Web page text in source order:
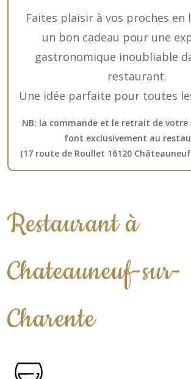
Faites plaisir à vos proches
un bon cadeau pour une
gastronomique inoubliable
restaurant.
Une idée parfaite pour toutes
NB: la commande et le retrait de votre
font exclusivement au
(17 route de Roullet 16120
Restaurant à
Chateauneuf-sur-
Charente